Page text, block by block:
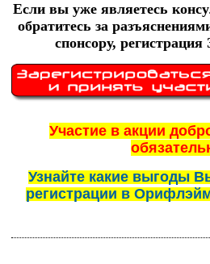
Если вы уже являетесь
обратитесь за
спонсору,
Участие в акции
Узнайте какие выгоды
регистрации в